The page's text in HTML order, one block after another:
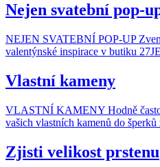
Nejen svatební pop-
NEJEN SVATEBNÍ POP-UP
valentýnské inspirace v butiku
Vlastní kameny
VLASTNÍ KAMENY Hodně často
vašich vlastních kamenů do
Zjisti velikost prstenu